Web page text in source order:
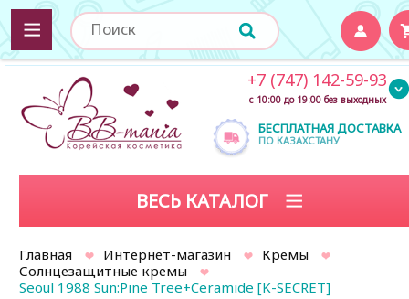
БЕСПЛАТНАЯ ДОСТАВКА
ПО КАЗАХСТАНУ
+7 (747) 142-59-93
с 10:00 до 19:00 без выходных
ВЕСЬ КАТАЛОГ
Главная Интернет-магазин
Кремы
Солнцезащитные кремы
Seoul 1988 Sun:Pine Tree+Ceramide [K-SECRET]